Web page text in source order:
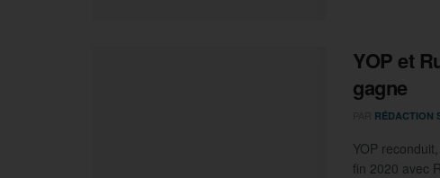
YOP et
gagne
RÉDACTION
YOP
fin 2020 avec